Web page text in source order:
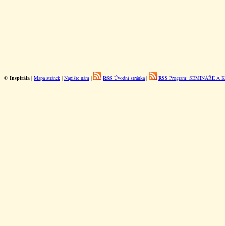
© Inspirála | Mapa stránek | Napište nám | RSS Úvodní stránka| RSS Program: SEMINÁŘE A